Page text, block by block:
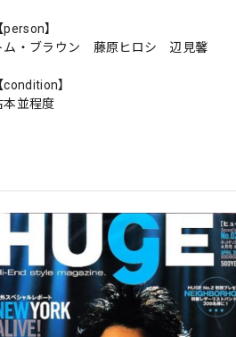
person】
ム・ブラウン 藤原ヒロシ 辺見馨
condition】
本並程度